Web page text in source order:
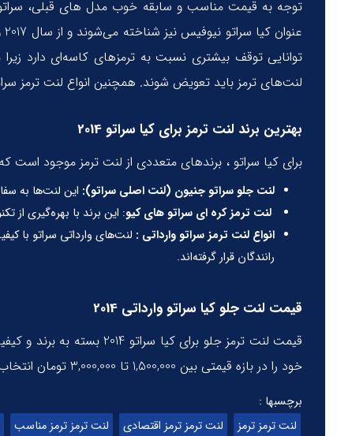
توانایی توقف بیشتری نسبت به ترمزهای کاسه‌ای دارد
لنت‌های ترمز باید تعویض شوند. همچنین انواع لنت ترمز
بهترین برند لنت ترمز برای کیا سراتو 2014
برای کیا سراتو ، برندهای متعددی از لنت ترمز موجود
لنت جلو سراتو جنیون (لنت اصلی سراتو): این لنت‌ها به
لنت ترمز کره ای سراتو های کیو: این برند با بهره‌گیری از
انواع لنت ترمز سراتو وارداتی : لنت‌های وارداتی سراتو با
رانندگان قرار گرفته‌اند.
قیمت لنت جلو کیا سراتو وارداتی 2014
قیمت لنت ترمز جلو
خود را در بازه قیمتی بین 1,500,000 تا 3,000,000 تومان انتخاب نمایید. برای کسب اطلاعات بیشتر نیز می‌توانید با کارشناسان ما در تماس باشید.
برچسبها :
لنت ترمز ترمز
لنت ترمز ترمز اقتصادی لنت ترمز ترمز مناسب